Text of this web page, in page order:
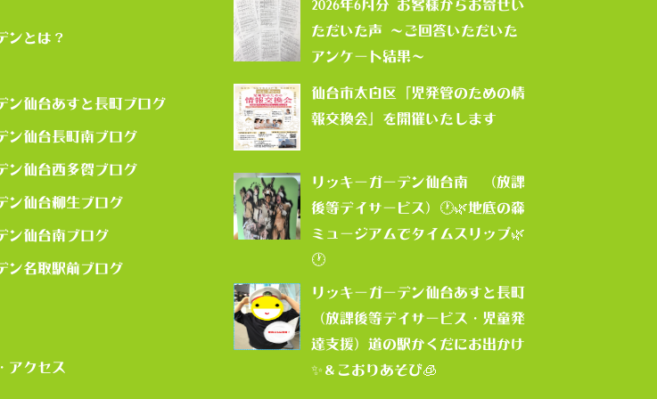
ンとは？
ン仙台あすと長町ブログ
ン仙台長町南ブログ
ン仙台西多賀ブログ
ン仙台柳生ブログ
ン仙台南ブログ
ン名取駅前ブログ
アクセス
2026年6月分 お客様からお寄せい
ただいた声 ～ご回答いただいた
アンケート結果～
仙台市太白区「児発管のための情
報交換会」を開催いたします
リッキーガーデン仙台南 （放課
後等デイサービス）🕐🌿地底の森
ミュージアムでタイムスリップ🌿
🕐
リッキーガーデン仙台あすと長町
（放課後等デイサービス・児童発
達支援）道の駅かくだにお出かけ
✨＆こおりあそび🧊